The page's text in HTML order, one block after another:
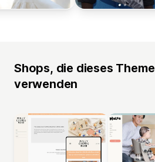
Shops, die dieses Theme
verwenden